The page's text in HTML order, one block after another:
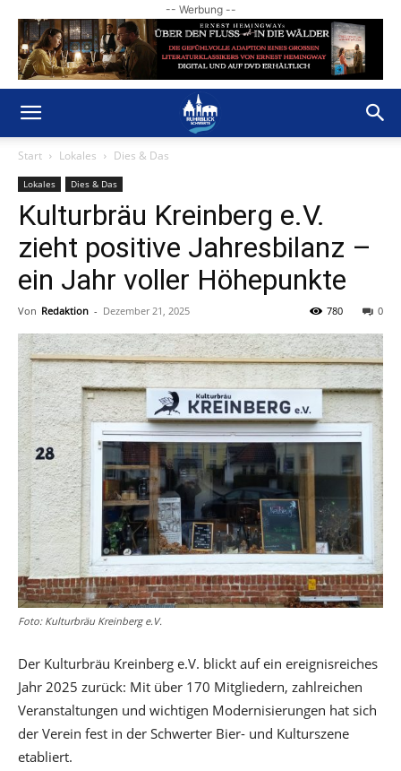
-- Werbung --
Start Lokales Dies & Das
Lokales Dies & Das
Kulturbräu Kreinberg e.V.
zieht positive Jahresbilanz –
ein Jahr voller Höhepunkte
Von Redaktion - Dezember 21, 2025 0
780
Foto: Kulturbräu Kreinberg e.V.
Der Kulturbräu Kreinberg e.V. blickt auf ein ereignisreiches
Jahr 2025 zurück: Mit über 170 Mitgliedern, zahlreichen
Veranstaltungen und wichtigen Modernisierungen hat sich
der Verein fest in der Schwerter Bier- und Kulturszene
etabliert.